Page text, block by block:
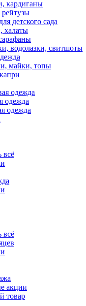
кардиганы
детского сада
водолазки, свитшоты
майки, топы
одежда
одежда
одежда
всё
всё
акции
товар